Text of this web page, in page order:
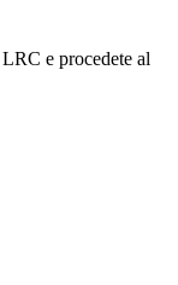
e procedete al